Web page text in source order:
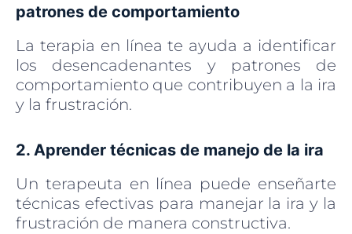
patrones de comportamiento
La terapia en línea te ayuda a identificar
los desencadenantes y patrones de
comportamiento que contribuyen a la ira
y la frustración.
2. Aprender técnicas de manejo de la ira
Un terapeuta en línea puede enseñarte
técnicas efectivas para manejar la ira y la
frustración de manera constructiva.